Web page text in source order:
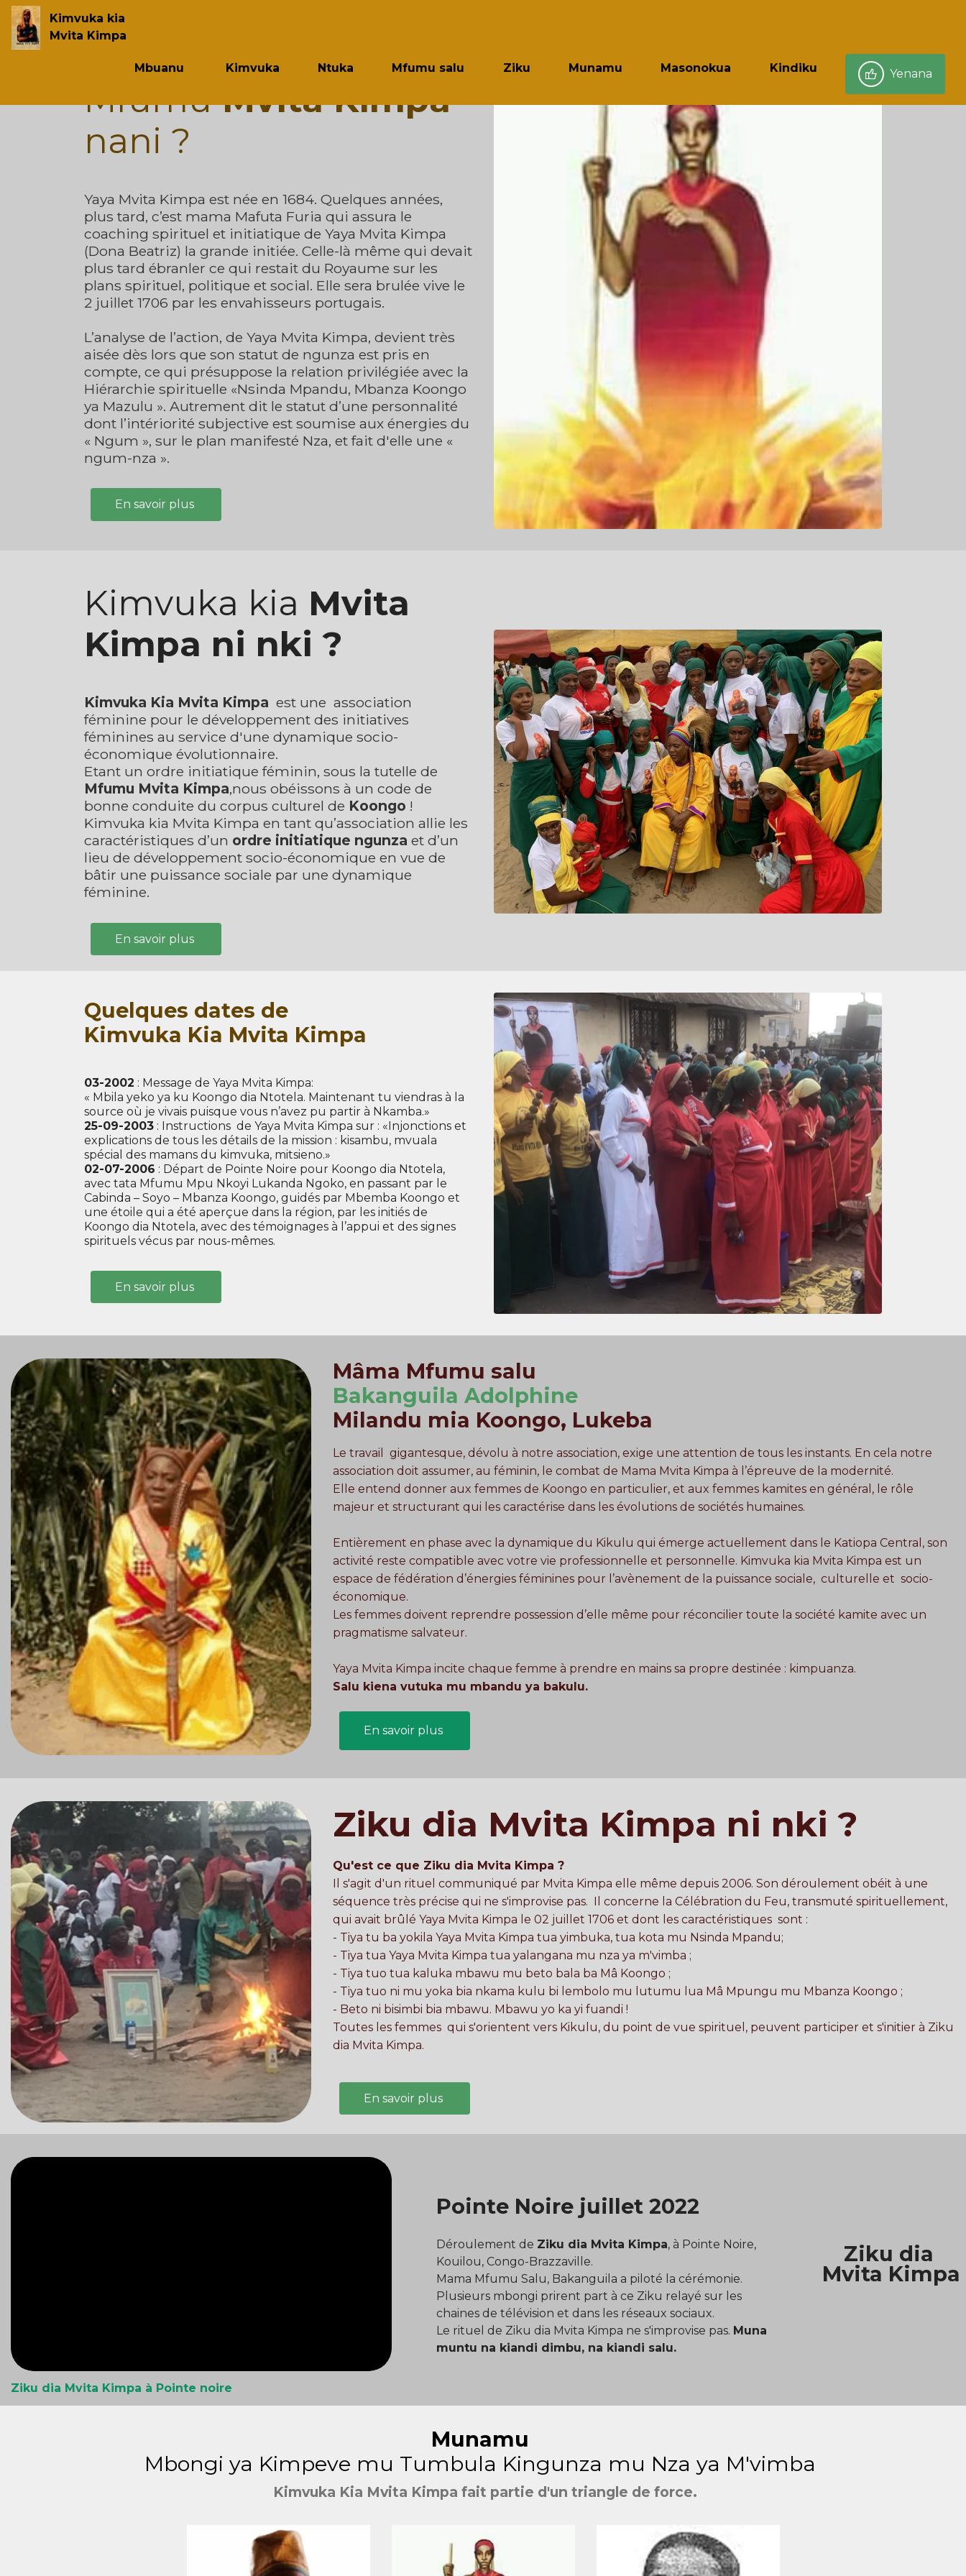
Kimvuka kia
Mvita Kimpa
Mbuanu Kimvuka Ntuka Mfumu salu Ziku Munamu Masonokua Kindiku Yenana
MfumuMvita Kimpa
nani ?
Yaya Mvita Kimpa est née en 1684. Quelques années,
plus tard, c’est mama Mafuta Furia qui assura le
coaching spirituel et initiatique de Yaya Mvita Kimpa
(Dona Beatriz) la grande initiée. Celle-là même qui devait
plus tard ébranler ce qui restait du Royaume sur les
plans spirituel, politique et social. Elle sera brulée vive le
2 juillet 1706 par les envahisseurs portugais.
L’analyse de l’action, de Yaya Mvita Kimpa, devient très
aisée dès lors que son statut de ngunza est pris en
compte, ce qui présuppose la relation privilégiée avec la
Hiérarchie spirituelle «Nsinda Mpandu, Mbanza Koongo
ya Mazulu ». Autrement dit le statut d’une personnalité
dont l’intériorité subjective est soumise aux énergies du
« Ngum », sur le plan manifesté Nza, et fait d'elle une «
ngum-nza ».
En savoir plus
Kimvuka kia Mvita
Kimpa ni nki ?
Kimvuka Kia Mvita Kimpa est une association
féminine pour le développement des initiatives
féminines au service d'une dynamique socio-
économique évolutionnaire.
Etant un ordre initiatique féminin, sous la tutelle de
Mfumu Mvita Kimpa,nous obéissons à un code de
bonne conduite du corpus culturel de Koongo !
Kimvuka kia Mvita Kimpa en tant qu’association allie les
caractéristiques d’un ordre initiatique ngunza et d’un
lieu de développement socio-économique en vue de
bâtir une puissance sociale par une dynamique
féminine.
En savoir plus
Quelques dates de
Kimvuka Kia Mvita Kimpa
03-2002 : Message de Yaya Mvita Kimpa:
« Mbila yeko ya ku Koongo dia Ntotela. Maintenant tu viendras à la
source où je vivais puisque vous n’avez pu partir à Nkamba.»
25-09-2003 : Instructions de Yaya Mvita Kimpa sur : «Injonctions et
explications de tous les détails de la mission : kisambu, mvuala
spécial des mamans du kimvuka, mitsieno.»
02-07-2006 : Départ de Pointe Noire pour Koongo dia Ntotela,
avec tata Mfumu Mpu Nkoyi Lukanda Ngoko, en passant par le
Cabinda – Soyo – Mbanza Koongo, guidés par Mbemba Koongo et
une étoile qui a été aperçue dans la région, par les initiés de
Koongo dia Ntotela, avec des témoignages à l’appui et des signes
spirituels vécus par nous-mêmes.
En savoir plus
Mâma Mfumu salu
Bakanguila Adolphine
Milandu mia Koongo, Lukeba
Le travail gigantesque, dévolu à notre association, exige une attention de tous les instants. En cela notre
association doit assumer, au féminin, le combat de Mama Mvita Kimpa à l’épreuve de la modernité.
Elle entend donner aux femmes de Koongo en particulier, et aux femmes kamites en général, le rôle
majeur et structurant qui les caractérise dans les évolutions de sociétés humaines.
Entièrement en phase avec la dynamique du Kikulu qui émerge actuellement dans le Katiopa Central, son
activité reste compatible avec votre vie professionnelle et personnelle. Kimvuka kia Mvita Kimpa est un
espace de fédération d’énergies féminines pour l’avènement de la puissance sociale, culturelle et socio-
économique.
Les femmes doivent reprendre possession d’elle même pour réconcilier toute la société kamite avec un
pragmatisme salvateur.
Yaya Mvita Kimpa incite chaque femme à prendre en mains sa propre destinée : kimpuanza.
Salu kiena vutuka mu mbandu ya bakulu.
En savoir plus
Ziku dia Mvita Kimpa ni nki ?
Qu'est ce que Ziku dia Mvita Kimpa ?
Il s'agit d'un rituel communiqué par Mvita Kimpa elle même depuis 2006. Son déroulement obéit à une
séquence très précise qui ne s'improvise pas. Il concerne la Célébration du Feu, transmuté spirituellement,
qui avait brûlé Yaya Mvita Kimpa le 02 juillet 1706 et dont les caractéristiques sont :
- Tiya tu ba yokila Yaya Mvita Kimpa tua yimbuka, tua kota mu Nsinda Mpandu;
- Tiya tua Yaya Mvita Kimpa tua yalangana mu nza ya m'vimba ;
- Tiya tuo tua kaluka mbawu mu beto bala ba Mâ Koongo ;
- Tiya tuo ni mu yoka bia nkama kulu bi lembolo mu lutumu lua Mâ Mpungu mu Mbanza Koongo ;
- Beto ni bisimbi bia mbawu. Mbawu yo ka yi fuandi !
Toutes les femmes qui s'orientent vers Kikulu, du point de vue spirituel, peuvent participer et s'initier à Ziku
dia Mvita Kimpa.
En savoir plus
Ziku dia
Mvita Kimpa
Pointe Noire juillet 2022
Déroulement de Ziku dia Mvita Kimpa, à Pointe Noire,
Kouilou, Congo-Brazzaville.
Mama Mfumu Salu, Bakanguila a piloté la cérémonie.
Plusieurs mbongi prirent part à ce Ziku relayé sur les
chaines de télévision et dans les réseaux sociaux.
Le rituel de Ziku dia Mvita Kimpa ne s'improvise pas. Muna
muntu na kiandi dimbu, na kiandi salu.
Ziku dia Mvita Kimpa à Pointe noire
Munamu
Mbongi ya Kimpeve mu Tumbula Kingunza mu Nza ya M'vimba
Kimvuka Kia Mvita Kimpa fait partie d'un triangle de force.